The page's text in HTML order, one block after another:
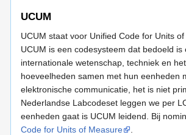
UCUM
UCUM staat voor Unified Code for Units
UCUM is een codesysteem dat bedoeld
internationale wetenschap, techniek en
hoeveelheden samen met hun eenheden
elektronische communicatie, het is niet
Nederlandse Labcodeset leggen we per
eenheden gaat is UCUM leidend. Bij
Code for Units of Measure